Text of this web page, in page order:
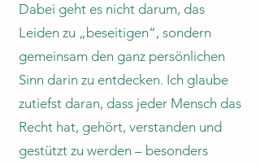
Dabei geht es nicht darum, das
Leiden zu „beseitigen“, sondern
gemeinsam den ganz persönlichen
Sinn darin zu entdecken. Ich glaube
zutiefst daran, dass jeder Mensch das
Recht hat, gehört, verstanden und
gestützt zu werden – besonders